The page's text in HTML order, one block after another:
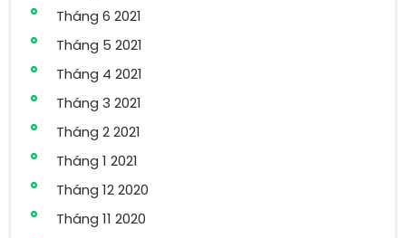
Tháng 6 2021
Tháng 5 2021
Tháng 4 2021
Tháng 3 2021
Tháng 2 2021
Tháng 1 2021
Tháng 12 2020
Tháng 11 2020